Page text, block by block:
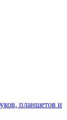
планшетов и